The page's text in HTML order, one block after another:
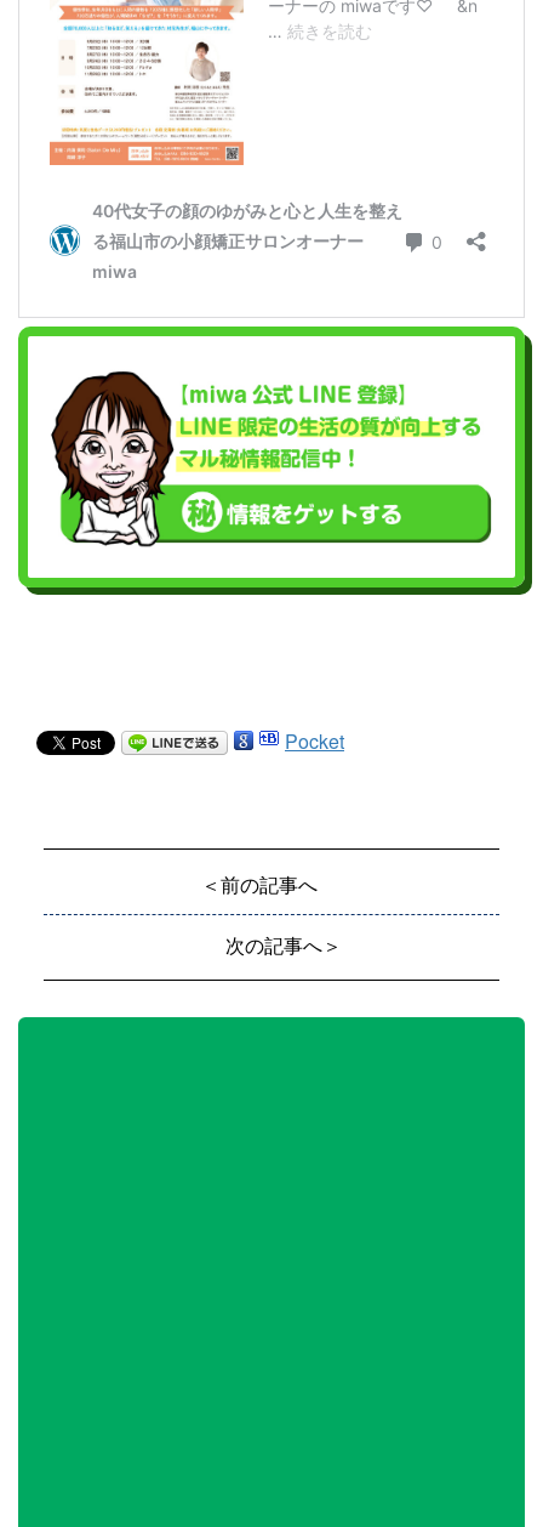
Pocket
＜前の記事へ
次の記事へ＞